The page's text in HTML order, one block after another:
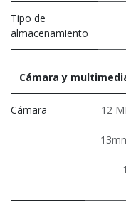
Tipo de
almacenamiento
Cámara y
Cámara
12